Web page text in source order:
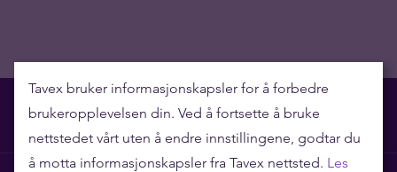
Tavex bruker informasjonskapsler for å forbedre
brukeropplevelsen din. Ved å fortsette å bruke
nettstedet vårt uten å endre innstillingene, godtar du
å motta informasjonskapsler fra Tavex nettsted. Les